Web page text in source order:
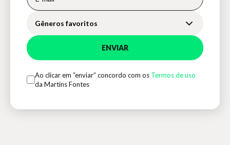
Gêneros favoritos
ENVIAR
Ao clicar em “enviar” concordo com os Termos de uso
da Martins Fontes